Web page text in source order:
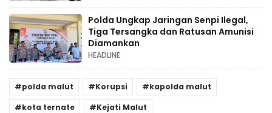
Polda Ungkap Jaringan Senpi Ilegal,
Tiga Tersangka dan Ratusan Amunisi
Diamankan
HEADLINE
polda malut Korupsi
kapolda malut
kota ternate
Kejati Malut